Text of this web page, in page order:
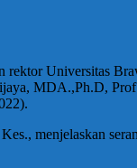
rektor Universitas
MDA.,Ph.D,
menjelaskan